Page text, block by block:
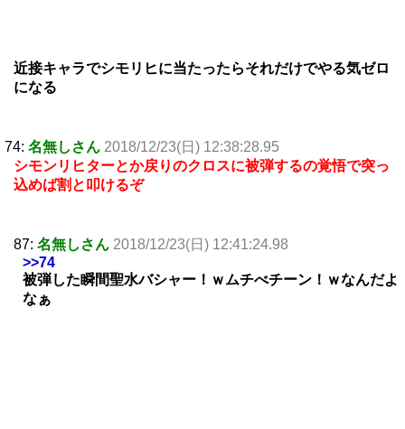
近接キャラでシモリヒに当たったらそれだけでやる気ゼロ
になる
74: 名無しさん 2018/12/23(日) 12:38:28.95
シモンリヒターとか戻りのクロスに被弾するの覚悟で突っ
込めば割と叩けるぞ
87: 名無しさん 2018/12/23(日) 12:41:24.98
>>74
被弾した瞬間聖水バシャー！ｗムチべチーン！ｗなんだよ
なぁ